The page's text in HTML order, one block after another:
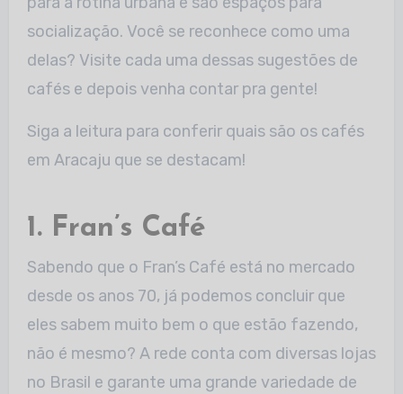
socialização. Você se reconhece como uma
delas? Visite cada uma dessas sugestões de
cafés e depois venha contar pra gente!
Siga a leitura para conferir quais são os cafés
em Aracaju que se destacam!
1. Fran’s Café
Sabendo que o Fran’s Café está no mercado
desde os anos 70, já podemos concluir que
eles sabem muito bem o que estão fazendo,
não é mesmo? A rede conta com diversas lojas
no Brasil e garante uma grande variedade de